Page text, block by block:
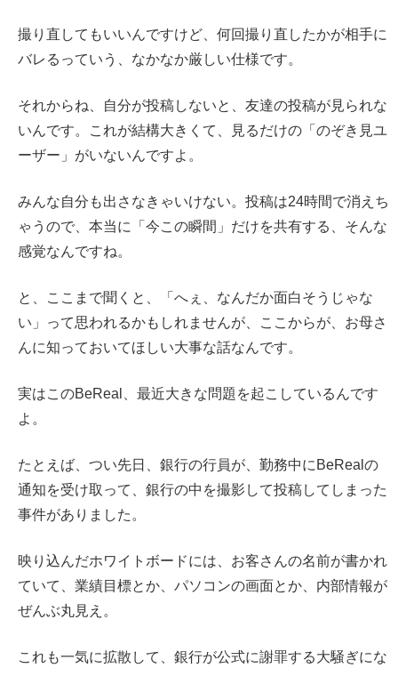
撮り直してもいいんですけど、何回撮り直したかが相手に
バレるっていう、なかなか厳しい仕様です。
それからね、自分が投稿しないと、友達の投稿が見られな
いんです。これが結構大きくて、見るだけの「のぞき見ユ
ーザー」がいないんですよ。
みんな自分も出さなきゃいけない。投稿は24時間で消えち
ゃうので、本当に「今この瞬間」だけを共有する、そんな
感覚なんですね。
と、ここまで聞くと、「へぇ、なんだか面白そうじゃな
い」って思われるかもしれませんが、ここからが、お母さ
んに知っておいてほしい大事な話なんです。
実はこのBeReal、最近大きな問題を起こしているんです
よ。
たとえば、つい先日、銀行の行員が、勤務中にBeRealの
通知を受け取って、銀行の中を撮影して投稿してしまった
事件がありました。
映り込んだホワイトボードには、お客さんの名前が書かれ
ていて、業績目標とか、パソコンの画面とか、内部情報が
ぜんぶ丸見え。
これも一気に拡散して、銀行が公式に謝罪する大騒ぎにな